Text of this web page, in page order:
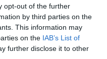
opt-out of the further
by third parties on the
This information may
on the IAB’s List of
further disclose it to other